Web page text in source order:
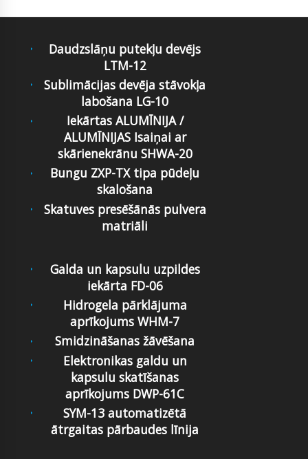
Daudzslāņu putekļu devējs
LTM-12
Sublimācijas devēja stāvokļa
labošana LG-10
Iekārtas ALUMĪNIJA /
ALUMĪNIJAS Isaiņai ar
skārienekrānu SHWA-20
Bungu ZXP-TX tipa pūdeļu
skalošana
Skatuves presēšānās pulvera
matriāli
Galda un kapsulu uzpildes
iekārta FD-06
Hidrogela pārklājuma
aprīkojums WHM-7
Smidzināšanas žāvēšana
Elektronikas galdu un
kapsulu skatīšanas
aprīkojums DWP-61C
SYM-13 automatizētā
ātrgaitas pārbaudes līnija